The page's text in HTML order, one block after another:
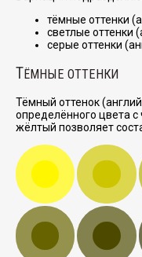
тёмные оттенки
светлые оттенки
серые оттенки
ТЁМНЫЕ ОТТЕНКИ
Тёмный оттенок
определённого цвета
жёлтый позволяет